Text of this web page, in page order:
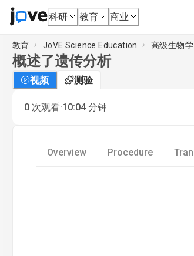
科研 教育 商业
教育 JoVE Science Education 高级生物学
概述了遗传分析
视频 测验
0 次观看·10:04 分钟
Overview Procedure